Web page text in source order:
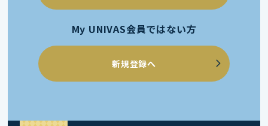
My UNIVAS会員ではない方
新規登録へ